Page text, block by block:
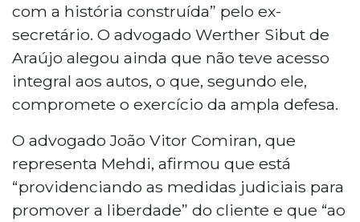
com a história construída” pelo ex-
secretário. O advogado Werther Sibut de
Araújo alegou ainda que não teve acesso
integral aos autos, o que, segundo ele,
compromete o exercício da ampla defesa.
O advogado João Vitor Comiran, que
representa Mehdi, afirmou que está
“providenciando as medidas judiciais para
promover a liberdade” do cliente e que “ao